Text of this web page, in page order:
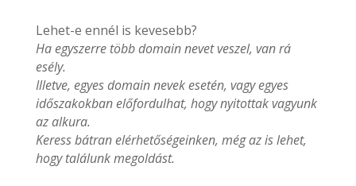
Lehet-e ennél is kevesebb?
Ha egyszerre több domain nevet veszel, van rá
esély.
Illetve, egyes domain nevek esetén, vagy egyes
időszakokban előfordulhat, hogy nyitottak vagyunk
az alkura.
Keress bátran elérhetőségeinken, még az is lehet,
hogy találunk megoldást.